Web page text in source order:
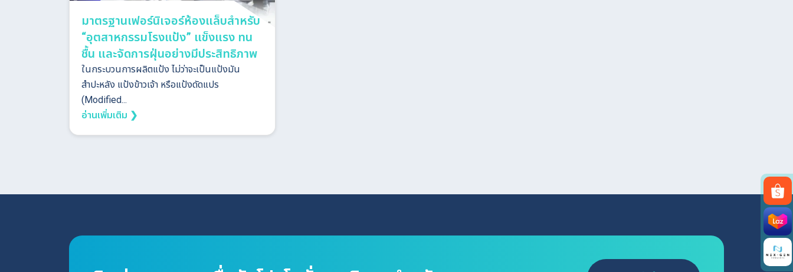
มาตรฐานเฟอร์นิเจอร์ห้องแล็บสำหรับ
“อุตสาหกรรมโรงแป้ง” แข็งแรง ทน
ชื้น และจัดการฝุ่นอย่างมีประสิทธิภาพ
ในกระบวนการผลิตแป้ง ไม่ว่าจะเป็นแป้งมัน
สำปะหลัง แป้งข้าวเจ้า หรือแป้งดัดแปร
(Modified...
อ่านเพิ่มเติม ❯